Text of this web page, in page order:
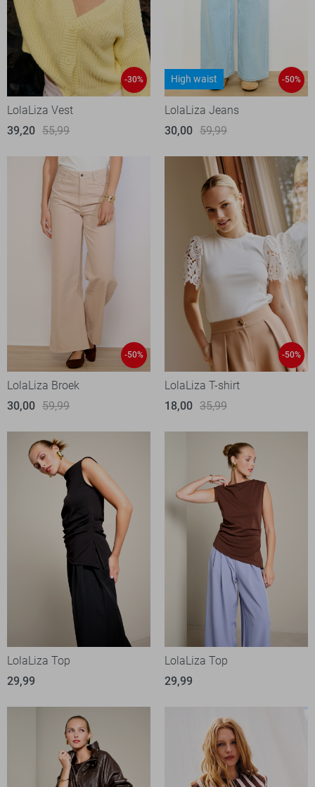
-30%
LolaLiza Vest
39,20 55,99
High waist -50%
LolaLiza Jeans
30,00 59,99
-50%
LolaLiza Broek
30,00 59,99
-50%
LolaLiza T-shirt
18,00 35,99
LolaLiza Top
29,99
LolaLiza Top
29,99